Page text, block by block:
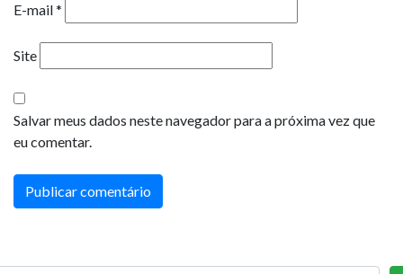
E-mail*
Site
Salvar meus dados neste navegador para a próxima vez que
eu comentar.